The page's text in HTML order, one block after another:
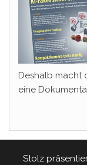
Deshalb macht
eine
Stolz